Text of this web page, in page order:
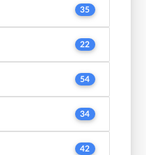
35
22
54
34
42